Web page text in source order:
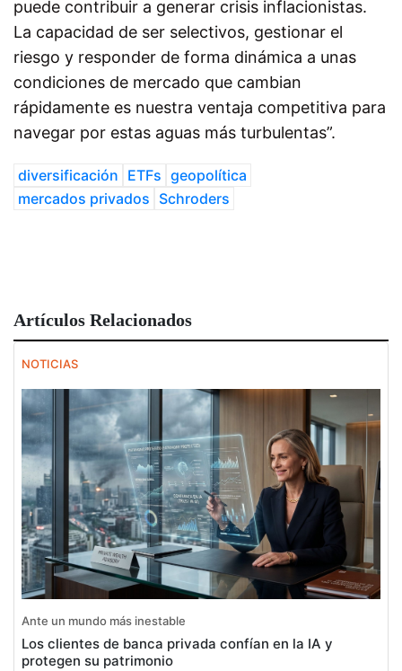
puede contribuir a generar crisis inflacionistas.
La capacidad de ser selectivos, gestionar el
riesgo y responder de forma dinámica a unas
condiciones de mercado que cambian
rápidamente es nuestra ventaja competitiva para
navegar por estas aguas más turbulentas”.
diversificación ETFs geopolítica
mercados privados Schroders
Artículos Relacionados
NOTICIAS
Ante un mundo más inestable
Los clientes de banca privada confían en la IA y
protegen su patrimonio